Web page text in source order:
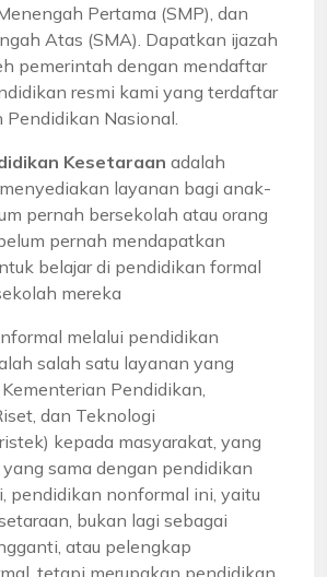
Pertama (SMP), dan
Atas (SMA). Dapatkan ijazah
pemerintah dengan mendaftar
resmi kami yang terdaftar
Nasional.
Kesetaraan adalah
layanan bagi anak-
pernah bersekolah atau orang
pernah mendapatkan
belajar di pendidikan formal
mereka
melalui pendidikan
salah satu layanan yang
Pendidikan,
dan Teknologi
kepada masyarakat, yang
sama dengan pendidikan
pendidikan nonformal ini, yaitu
bukan lagi sebagai
atau pelengkap
tetapi merupakan pendidikan